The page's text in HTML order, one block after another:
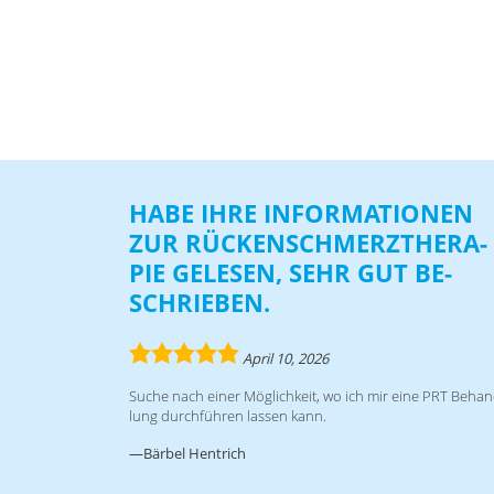
HABE IHRE IN­FOR­MA­TIO­NEN
ZUR RÜ­CKEN­SCHMERZ­THE­RA­
PIE GE­LE­SEN, SEHR GUT BE­
SCHRIE­BEN.
5.0
rating
April 10, 2026
Su­che nach ei­ner Mög­lich­keit, wo ich mir eine PRT
lung durch­füh­ren las­sen kann.
Bärbel Hentrich